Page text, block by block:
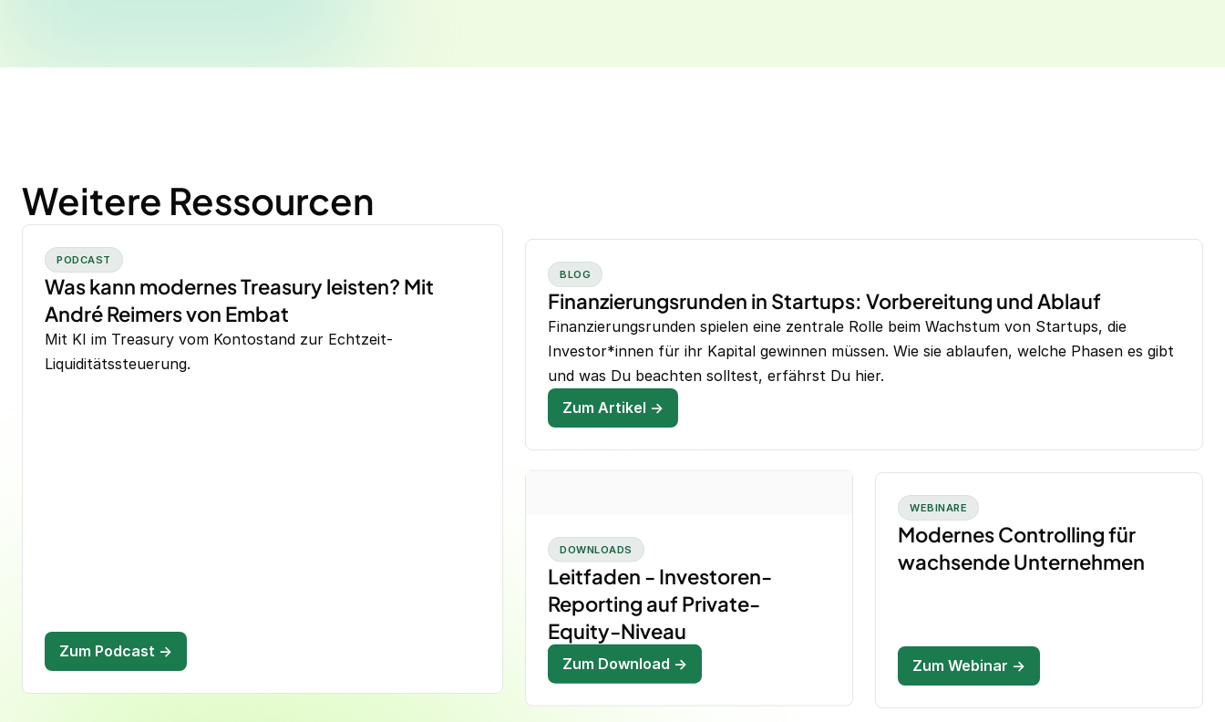
Weitere Ressourcen
PODCAST
Was kann modernes Treasury leisten? Mit
André Reimers von Embat
Mit KI im Treasury vom Kontostand zur Echtzeit-
Liquiditätssteuerung.
Zum Podcast →
DOWNLOADS
Leitfaden - Investoren-
Reporting auf Private-
Equity-Niveau
Zum Download →
WEBINARE
Modernes Controlling für
wachsende Unternehmen
Zum Webinar →
BLOG
Finanzierungsrunden in Startups: Vorbereitung und Ablauf
Finanzierungsrunden spielen eine zentrale Rolle beim Wachstum von Startups, die
Investor*innen für ihr Kapital gewinnen müssen. Wie sie ablaufen, welche Phasen es gibt
und was Du beachten solltest, erfährst Du hier.
Zum Artikel →